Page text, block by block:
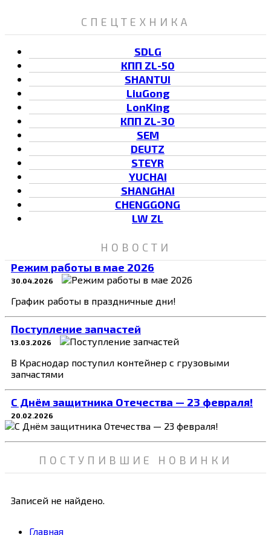
СПЕЦТЕХНИКА
SDLG
КПП ZL-50
SHANTUI
LiuGong
LonKing
КПП ZL-30
SEM
DEUTZ
STEYR
YUCHAI
SHANGHAI
CHENGGONG
LW ZL
НОВОСТИ
Режим работы в мае 2026
30.04.2026
График работы в праздничные дни!
Поступление запчастей
13.03.2026
В Краснодар поступил контейнер с грузовыми
запчастями
C Днём защитника Отечества — 23 февраля!
20.02.2026
ПОСТУПИВШИЕ НОВИНКИ
Записей не найдено.
Главная